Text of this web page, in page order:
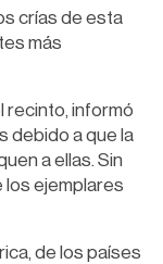
crías de esta
más
recinto, informó
debido a que la
a ellas. Sin
los ejemplares
de los países